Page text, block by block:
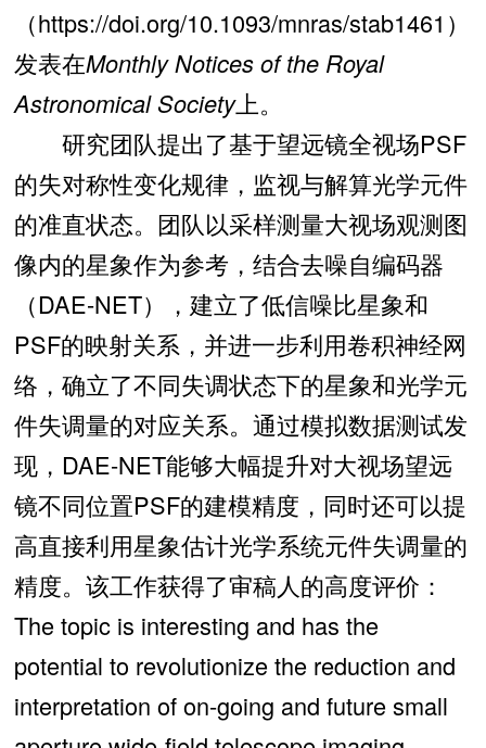
（https://doi.org/10.1093/mnras/stab1461）
发表在Monthly Notices of the Royal
Astronomical Society上。
研究团队提出了基于望远镜全视场PSF
的失对称性变化规律，监视与解算光学元件
的准直状态。团队以采样测量大视场观测图
像内的星象作为参考，结合去噪自编码器
（DAE-NET），建立了低信噪比星象和
PSF的映射关系，并进一步利用卷积神经网
络，确立了不同失调状态下的星象和光学元
件失调量的对应关系。通过模拟数据测试发
现，DAE-NET能够大幅提升对大视场望远
镜不同位置PSF的建模精度，同时还可以提
高直接利用星象估计光学系统元件失调量的
精度。该工作获得了审稿人的高度评价：
The topic is interesting and has the
potential to revolutionize the reduction and
interpretation of on-going and future small